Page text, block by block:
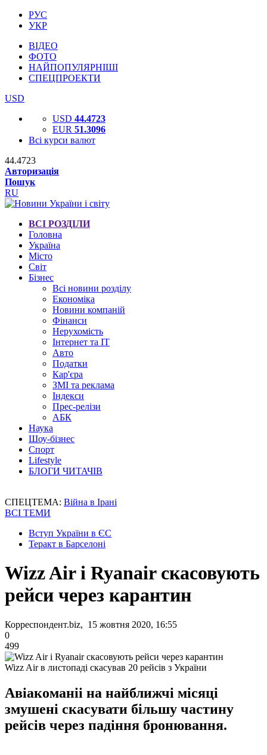
РУС
УКР
ВІДЕО
ФОТО
НАЙПОПУЛЯРНІШІ
СПЕЦПРОЕКТИ
USD
USD 44.4723
EUR 51.3096
Всі курси валют
44.4723
Авторизація
Пошук
RU
ВСІ РОЗДІЛИ
Головна
Україна
Місто
Світ
Бізнес
Всі новини розділу
Економіка
Новини компаній
Фінанси
Нерухомість
Інтернет та IT
Авто
Податки
Кар'єра
ЗМІ та реклама
Індекси
Прес-релізи
АБК
Наука
Шоу-бізнес
Спорт
Lifestyle
БЛОГИ ЧИТАЧІВ
СПЕЦТЕМА: Війна в Ірані
ВСІ ТЕМИ
Вступ України в ЄС
Теракт в Барселоні
Wizz Air і Ryanair скасовують
рейси через карантин
Корреспондент.biz, 15 жовтня 2020, 16:55
0
499
Wizz Air в листопаді скасував 20 рейсів з України
Авіакоманіі на найближчі місяці
змушені скасувати більшу частину
рейсів через падіння бронювання.